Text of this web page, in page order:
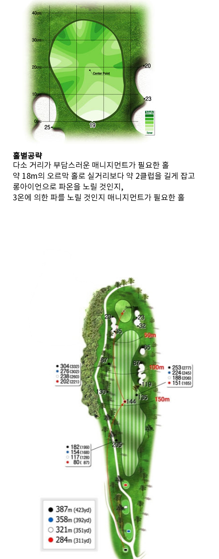
홀별공략
다소 거리가 부담스러운 매니지먼트가 필요한 홀
약 18m의 오르막 홀로 실거리보다 약 2클럽을 길게 잡고
롱아이언으로 파온을 노릴 것인지,
3온에 의한 파를 노릴 것인지 매니지먼트가 필요한 홀